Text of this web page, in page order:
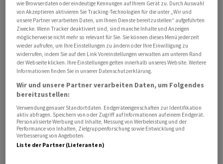
Geschäftsführung: Christoph Gaberthüel
Alle angegebenen Zeiten beziehen sich auf MESZ.
Die mit «awp international» gekennzeichneten
Meldungen stammen von unserer Partneragentur dpa-
AFX Wirtschaftsnachrichten GmbH, Frankfurt am Main.
Alle Meldungen werden mit journalistischer Sorgfalt
erarbeitet. Für Verzögerungen, Irrtümer, Fehler und
Unterlassungen wird jedoch keine Haftung
übernommen. Kopien, Nachdrucke oder sonstige
wie Browserdaten oder eindeutige Kennungen auf Ihrem Gerät zu. Durch Auswahl
von Akzeptieren aktivieren Sie Tracking-Technologien für die unter „Wir und
unsere Partner verarbeiten Daten, um Ihnen Dienste bereitzustellen“ aufgeführten
Zwecke. Wenn Tracker deaktiviert sind, sind manche Inhalte und Anzeigen
möglicherweise nicht mehr so relevant für Sie. Sie können dieses Menü jederzeit
wieder aufrufen, um Ihre Einstellungen zu ändern oder Ihre Einwilligung zu
widerrufen, indem Sie auf den Link Voreinstellungen verwalten am unteren Rand
der Webseite klicken. Ihre Einstellungen gelten innerhalb unseres Website. Weitere
Informationen finden Sie in unserer Datenschutzerklärung.
Wir und unsere Partner verarbeiten Daten, um Folgendes
bereitzustellen:
Verwendung genauer Standortdaten. Endgeräteeigenschaften zur Identifikation
aktiv abfragen. Speichern von oder Zugriff auf Informationen auf einem Endgerät.
Personalisierte Werbung und Inhalte, Messung von Werbeleistung und der
Performance von Inhalten, Zielgruppenforschung sowie Entwicklung und
Verbesserung von Angeboten.
Liste der Partner (Lieferanten)